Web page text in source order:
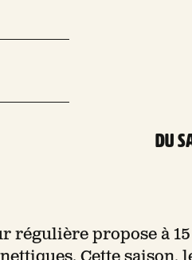
Du
régulière propose à